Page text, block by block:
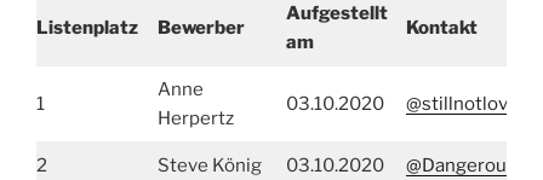
Listenplatz Bewerber
Aufgestellt
am
Kontakt
1
Anne
Herpertz
03.10.2020 @stillnotlovin
2 Steve König 03.10.2020